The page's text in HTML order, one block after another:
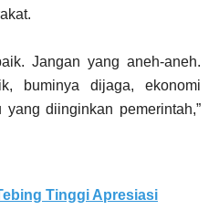
Jangan yang aneh-aneh.
buminya dijaga, ekonomi
yang diinginkan pemerintah,”
Tinggi Apresiasi